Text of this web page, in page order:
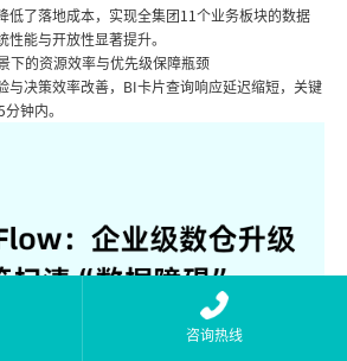
低了落地成本，实现全集团11个业务板块的数据
性能与开放性显著提升。
下的资源效率与优先级保障瓶颈
与决策效率改善，BI卡片查询响应延迟缩短，关键
钟内。
咨询热线